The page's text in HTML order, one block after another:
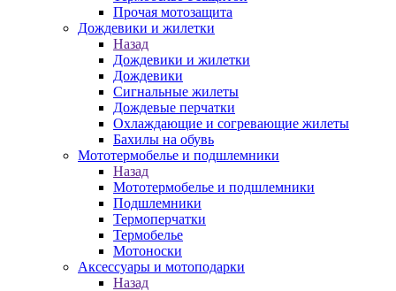
Прочая мотозащита
Дождевики и жилетки
Назад
Дождевики и жилетки
Дождевики
Сигнальные жилеты
Дождевые перчатки
Охлаждающие и согревающие жилеты
Бахилы на обувь
Мототермобелье и подшлемники
Назад
Мототермобелье и подшлемники
Подшлемники
Термоперчатки
Термобелье
Мотоноски
Аксессуары и мотоподарки
Назад